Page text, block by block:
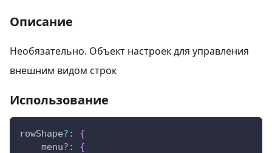
Описание
Необязательно. Объект настроек для управления
внешним видом строк
Использование
rowShape? :
{
    menu
? :
{